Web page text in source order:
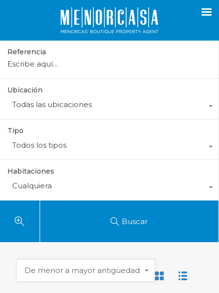
Referencia
Ubicación
Todas las ubicaciones
Tipo
Todos los tipos
Habitaciones
Cualquiera
Buscar
De menor a mayor antigüedad